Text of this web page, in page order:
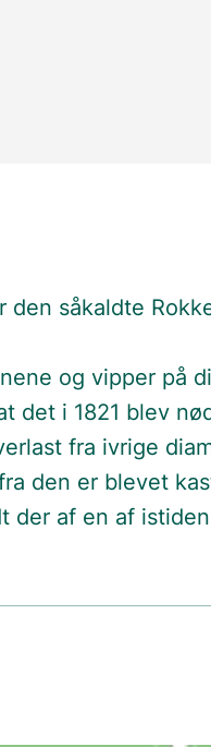
såkaldte
og vipper på
det i 1821 blev
fra ivrige
den er blevet
der af en af